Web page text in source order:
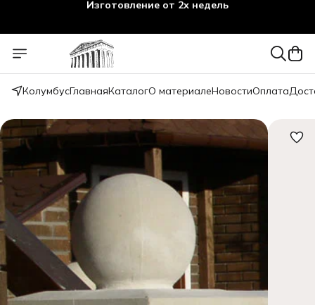
КолумбусГлавнаяКаталогО материалеНовостиОплата